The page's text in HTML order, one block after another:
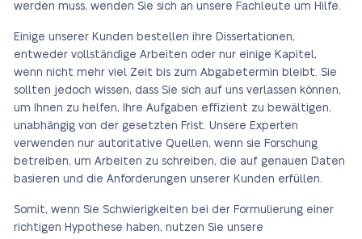
werden muss, wenden Sie sich an unsere Fachleute um Hilfe.
Einige unserer Kunden bestellen ihre Dissertationen,
entweder vollständige Arbeiten oder nur einige Kapitel,
wenn nicht mehr viel Zeit bis zum Abgabetermin bleibt. Sie
sollten jedoch wissen, dass Sie sich auf uns verlassen können,
um Ihnen zu helfen, Ihre Aufgaben effizient zu bewältigen,
unabhängig von der gesetzten Frist. Unsere Experten
verwenden nur autoritative Quellen, wenn sie Forschung
betreiben, um Arbeiten zu schreiben, die auf genauen Daten
basieren und die Anforderungen unserer Kunden erfüllen.
Somit, wenn Sie Schwierigkeiten bei der Formulierung einer
richtigen Hypothese haben, nutzen Sie unsere